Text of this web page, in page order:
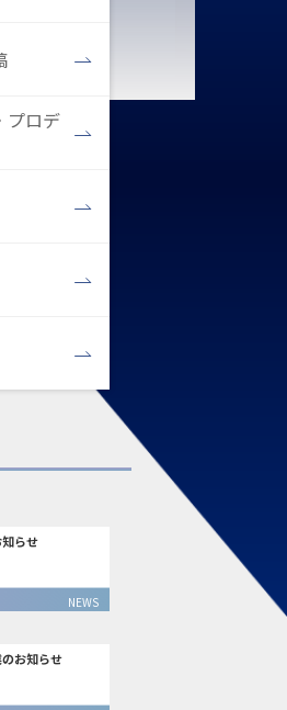
プロデ
らせ
NEWS
お知らせ